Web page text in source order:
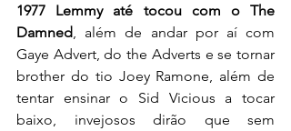
1977 Lemmy até tocou com o The
Damned , além de andar por aí com
Gaye Advert, do the Adverts e se tornar
brother do tio Joey Ramone, além de
tentar ensinar o Sid Vicious a tocar
baixo, invejosos dirão que sem